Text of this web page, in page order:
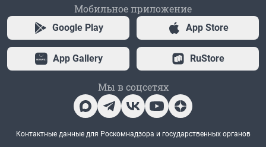
Мобильное приложение
Google Play App Store
App Gallery RuStore
Мы в соцсетях
Контактные данные для Роскомнадзора и государственных органов